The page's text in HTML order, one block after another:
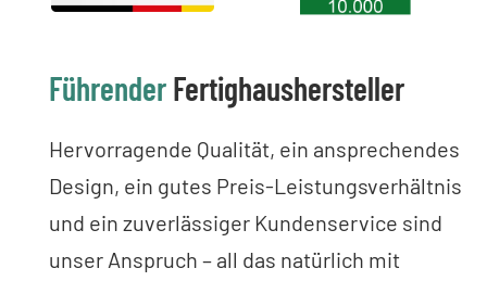
FührenderFertighaushersteller
Hervorragende Qualität, ein ansprechendes
Design, ein gutes Preis-Leistungsverhältnis
und ein zuverlässiger Kundenservice sind
unser Anspruch – all das natürlich mit